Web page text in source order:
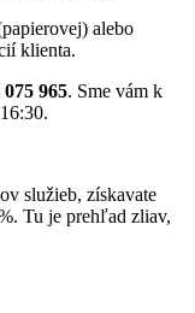
alebo
klienta.
075 965. Sme vám k
služieb, získavate
Tu je prehľad zliav,